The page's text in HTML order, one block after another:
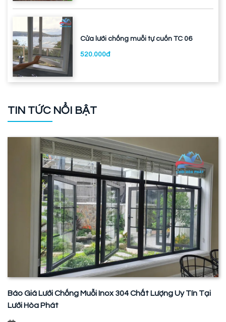
Cửa lưới chống muỗi tự cuốn TC 06
520.000đ
TIN TỨC NỔI BẬT
Báo Giá Lưới Chống Muỗi Inox 304 Chất Lượng Uy Tín Tại
Lưới Hòa Phát